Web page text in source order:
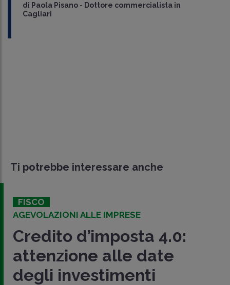
di Paola Pisano - Dottore commercialista in
Cagliari
Ti potrebbe interessare anche
FISCO
AGEVOLAZIONI ALLE IMPRESE
Credito d’imposta 4.0:
attenzione alle date
degli investimenti